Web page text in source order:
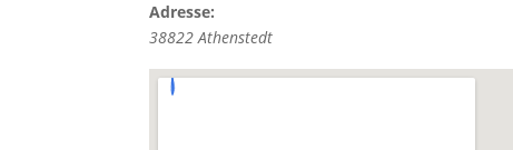
Adresse:
38822 Athenstedt